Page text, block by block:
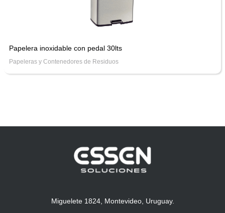
Papelera inoxidable con pedal 30lts
Papeleras y Contenedores de Residuos
Miguelete 1824, Montevideo, Uruguay.